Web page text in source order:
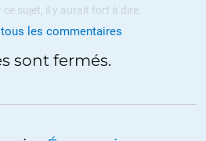
sujet, il y aurait fort à dire.
à 22h56
ne rien changer jusqu’à ce que le
les commentaires
sont fermés.